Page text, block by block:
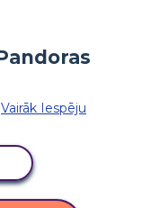
Vairāk Iespēju